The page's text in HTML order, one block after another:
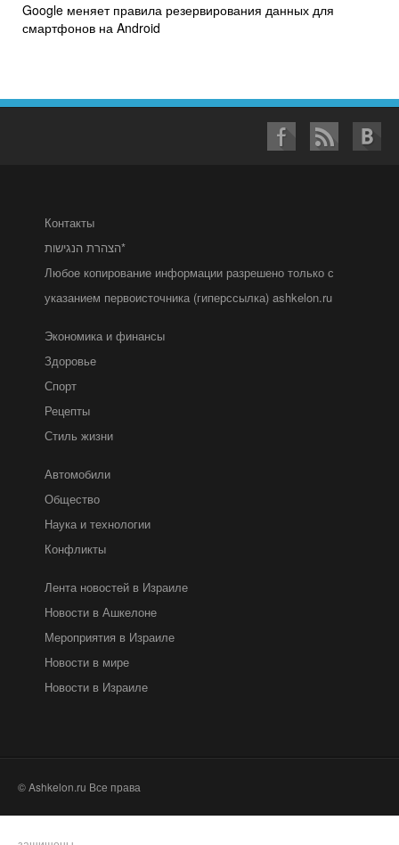
Google меняет правила резервирования данных для
смартфонов на Android
Контакты
הצהרת הנגישות*
Любое копирование информации разрешено только с
указанием первоисточника (гиперссылка) ashkelon.ru
Экономика и финансы
Здоровье
Спорт
Рецепты
Стиль жизни
Автомобили
Общество
Наука и технологии
Конфликты
Лента новостей в Израиле
Новости в Ашкелоне
Мероприятия в Израиле
Новости в мире
Новости в Израиле
© Ashkelon.ru Все права